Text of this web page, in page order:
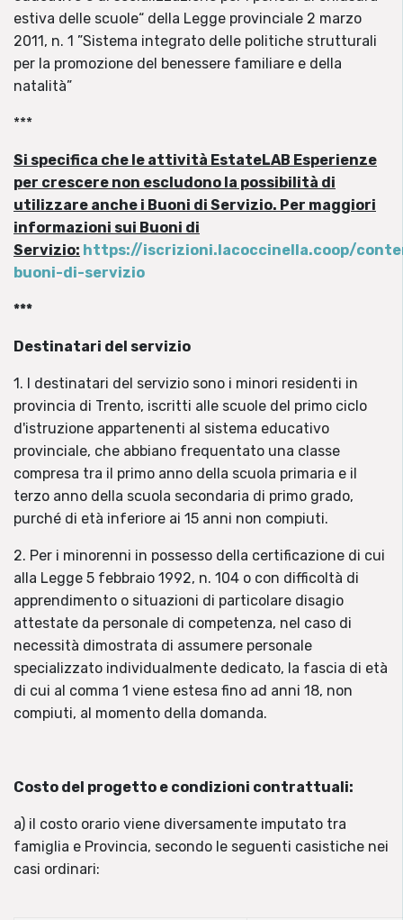
estiva delle scuole“ della Legge provinciale 2 marzo
2011, n. 1 ”Sistema integrato delle politiche strutturali
per la promozione del benessere familiare e della
natalità”
***
Si specifica che le attività EstateLAB Esperienze
per crescere non escludono la possibilità di
utilizzare anche i Buoni di Servizio. Per maggiori
informazioni sui Buoni di
Servizio: https://iscrizioni.lacoccinella.coop/
buoni-di-servizio
***
Destinatari del servizio
1. I destinatari del servizio sono i minori residenti in
provincia di Trento, iscritti alle scuole del primo ciclo
d'istruzione appartenenti al sistema educativo
provinciale, che abbiano frequentato una classe
compresa tra il primo anno della scuola primaria e il
terzo anno della scuola secondaria di primo grado,
purché di età inferiore ai 15 anni non compiuti.
2. Per i minorenni in possesso della certificazione di cui
alla Legge 5 febbraio 1992, n. 104 o con difficoltà di
apprendimento o situazioni di particolare disagio
attestate da personale di competenza, nel caso di
necessità dimostrata di assumere personale
specializzato individualmente dedicato, la fascia di età
di cui al comma 1 viene estesa fino ad anni 18, non
compiuti, al momento della domanda.
Costo del progetto e condizioni contrattuali:
a) il costo orario viene diversamente imputato tra
famiglia e Provincia, secondo le seguenti casistiche nei
casi ordinari: